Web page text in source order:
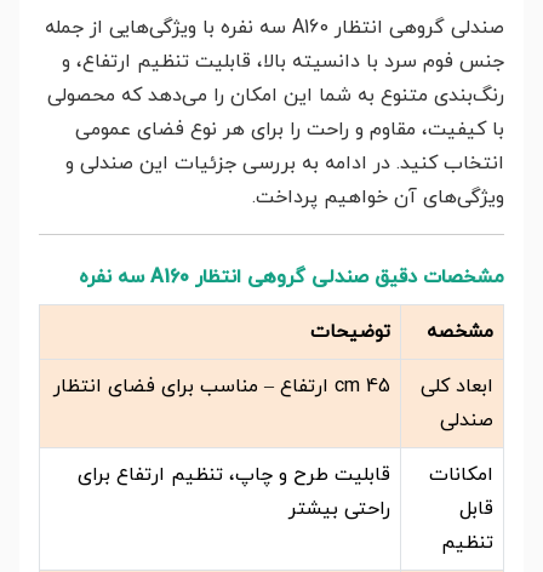
صندلی گروهی انتظار A160 سه نفره با ویژگی‌هایی از جمله
جنس فوم سرد با دانسیته بالا، قابلیت تنظیم ارتفاع، و
رنگ‌بندی متنوع به شما این امکان را می‌دهد که محصولی
با کیفیت، مقاوم و راحت را برای هر نوع فضای عمومی
انتخاب کنید. در ادامه به بررسی جزئیات این صندلی و
ویژگی‌های آن خواهیم پرداخت.
مشخصات دقیق صندلی گروهی انتظار A160 سه نفره
مشخصه توضیحات
ابعاد کلی
صندلی
45 cm ارتفاع – مناسب برای فضای انتظار
امکانات
قابل
تنظیم
قابلیت طرح و چاپ، تنظیم ارتفاع برای
راحتی بیشتر